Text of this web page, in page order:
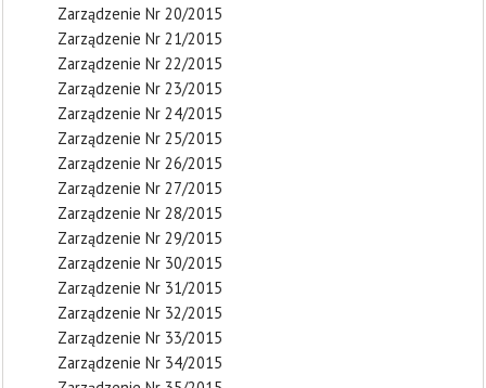
Zarządzenie Nr 20/2015
Zarządzenie Nr 21/2015
Zarządzenie Nr 22/2015
Zarządzenie Nr 23/2015
Zarządzenie Nr 24/2015
Zarządzenie Nr 25/2015
Zarządzenie Nr 26/2015
Zarządzenie Nr 27/2015
Zarządzenie Nr 28/2015
Zarządzenie Nr 29/2015
Zarządzenie Nr 30/2015
Zarządzenie Nr 31/2015
Zarządzenie Nr 32/2015
Zarządzenie Nr 33/2015
Zarządzenie Nr 34/2015